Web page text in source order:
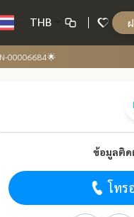
THB
00006684🌟
ข้อมูลติด
โทร